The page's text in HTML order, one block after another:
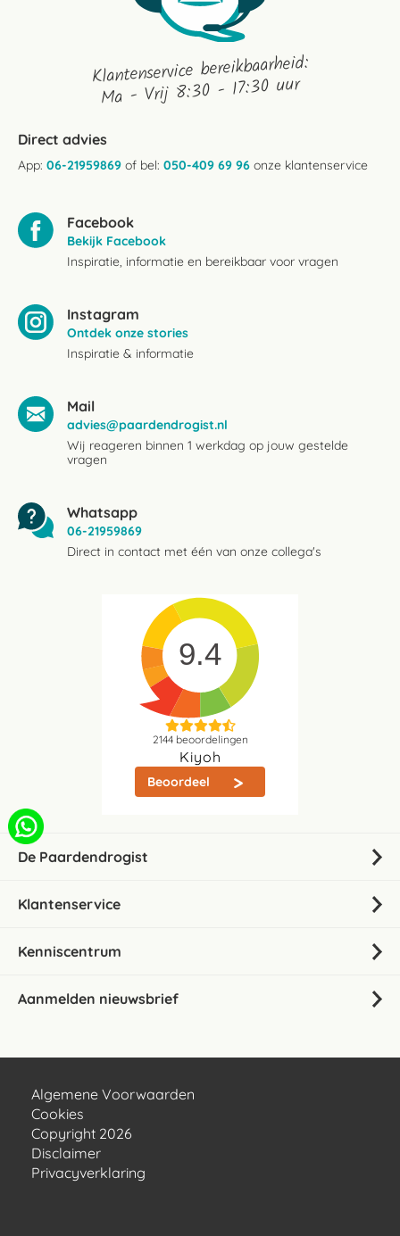
Klantenservice bereikbaarheid:
Ma - Vrij 8:30 - 17:30 uur
Direct advies
App: 06-21959869 of bel: 050-409 69 96 onze klantenservice
Facebook
Bekijk Facebook
Inspiratie, informatie en bereikbaar voor vragen
Instagram
Ontdek onze stories
Inspiratie & informatie
Mail
advies@paardendrogist.nl
Wij reageren binnen 1 werkdag op jouw gestelde
vragen
Whatsapp
06-21959869
Direct in contact met één van onze collega's
9.4
2144beoordelingen
Kiyoh
Beoordeel
De Paardendrogist
Klantenservice
Kenniscentrum
Aanmelden nieuwsbrief
Algemene Voorwaarden
Cookies
Copyright 2026
Disclaimer
Privacyverklaring